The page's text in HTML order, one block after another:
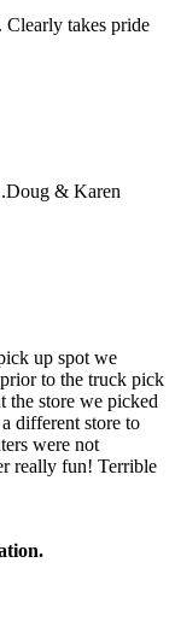
takes pride
& Karen
up spot we
to the truck pick
the store we picked
different store to
were not
really fun! Terrible